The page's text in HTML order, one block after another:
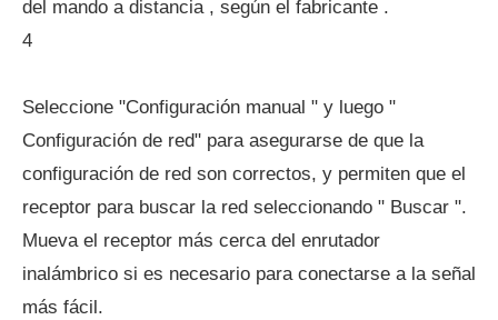
del mando a distancia , según el fabricante .
4
Seleccione "Configuración manual " y luego "
Configuración de red" para asegurarse de que la
configuración de red son correctos, y permiten que el
receptor para buscar la red seleccionando " Buscar ".
Mueva el receptor más cerca del enrutador
inalámbrico si es necesario para conectarse a la señal
más fácil.